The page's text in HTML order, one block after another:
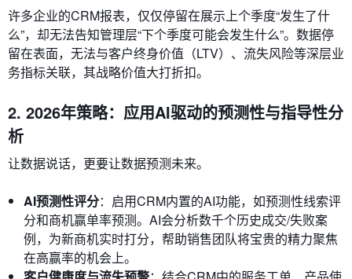
许多企业的CRM报表，仅仅停留在展示上个季度“发生了什
么”，却无法告知管理层“下个季度可能会发生什么”。数据停
留在表面，无法与客户终身价值（LTV）、流失风险等深层业
务指标关联，其战略价值大打折扣。
2. 2026年策略：应用AI驱动的预测性与指导性分
析
让数据说话，更要让数据预测未来。
AI预测性评分：启用CRM内置的AI功能，如预测性线索评
分和商机赢单率预测。AI会分析数千个历史成交/失败案
例，为新商机实时打分，帮助销售团队将宝贵的精力聚焦
在高赢率的机会上。